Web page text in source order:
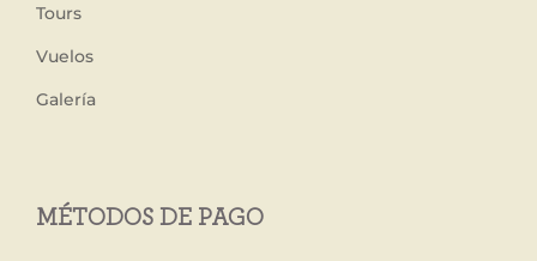
Tours
Vuelos
Galería
MÉTODOS DE PAGO